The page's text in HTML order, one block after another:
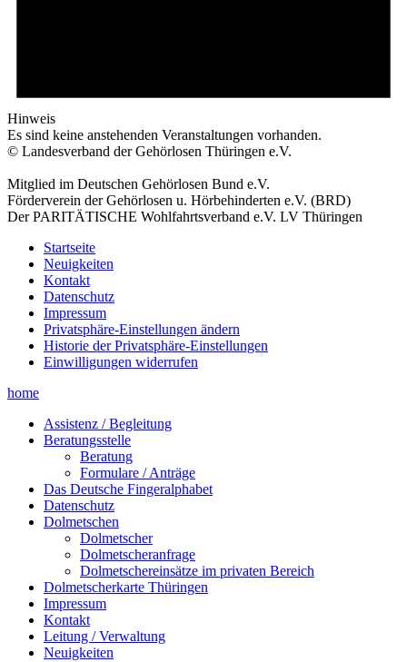
Hinweis
Es sind keine anstehenden Veranstaltungen vorhanden.
© Landesverband der Gehörlosen Thüringen e.V.
Mitglied im Deutschen Gehörlosen Bund e.V.
Förderverein der Gehörlosen u. Hörbehinderten e.V. (BRD)
Der PARITÄTISCHE Wohlfahrtsverband e.V. LV Thüringen
Startseite
Neuigkeiten
Kontakt
Datenschutz
Impressum
Privatsphäre-Einstellungen ändern
Historie der Privatsphäre-Einstellungen
Einwilligungen widerrufen
home
Assistenz / Begleitung
Beratungsstelle
Beratung
Formulare / Anträge
Das Deutsche Fingeralphabet
Datenschutz
Dolmetschen
Dolmetscher
Dolmetscheranfrage
Dolmetschereinsätze im privaten Bereich
Dolmetscherkarte Thüringen
Impressum
Kontakt
Leitung / Verwaltung
Neuigkeiten